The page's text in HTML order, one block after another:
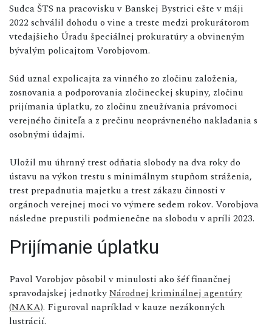
Sudca ŠTS na pracovisku v Banskej Bystrici ešte v máji
2022 schválil dohodu o vine a treste medzi prokurátorom
vtedajšieho Úradu špeciálnej prokuratúry a obvineným
bývalým policajtom Vorobjovom.
Súd uznal expolicajta za vinného zo zločinu založenia,
zosnovania a podporovania zločineckej skupiny, zločinu
prijímania úplatku, zo zločinu zneužívania právomoci
verejného činiteľa a z prečinu neoprávneného nakladania s
osobnými údajmi.
Uložil mu úhrnný trest odňatia slobody na dva roky do
ústavu na výkon trestu s minimálnym stupňom stráženia,
trest prepadnutia majetku a trest zákazu činnosti v
orgánoch verejnej moci vo výmere sedem rokov. Vorobjova
následne prepustili podmienečne na slobodu v apríli 2023.
Prijímanie úplatku
Pavol Vorobjov pôsobil v minulosti ako šéf finančnej
spravodajskej jednotkyNárodnej kriminálnej agentúry
(NAKA). Figuroval napríklad v kauze nezákonných
lustrácií.